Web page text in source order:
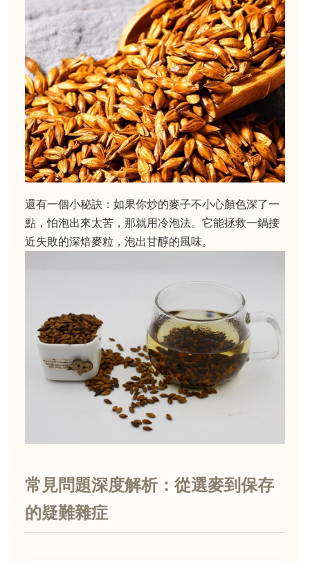
還有一個小秘訣：如果你炒的麥子不小心顏色深了一
點，怕泡出來太苦，那就用冷泡法。它能拯救一鍋接
近失敗的深焙麥粒，泡出甘醇的風味。
常見問題深度解析：從選麥到保存
的疑難雜症